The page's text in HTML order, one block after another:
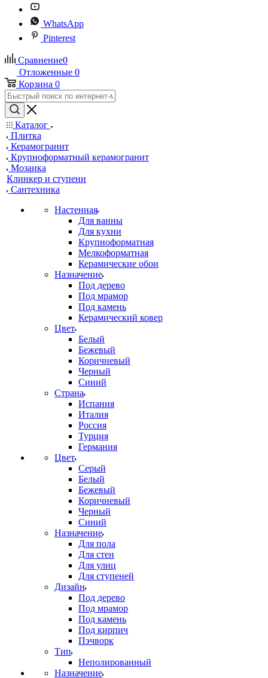
WhatsApp
Pinterest
Сравнение0
Отложенные 0
Корзина 0
Каталог
Плитка
Керамогранит
Крупноформатный керамогранит
Мозаика
Клинкер и ступени
Сантехника
Настенная
Для ванны
Для кухни
Крупноформатная
Мелкоформатная
Керамические обои
Назначение
Под дерево
Под мрамор
Под камень
Керамический ковер
Цвет
Белый
Бежевый
Коричневый
Черный
Синий
Страна
Испания
Италия
Россия
Турция
Германия
Цвет
Серый
Белый
Бежевый
Коричневый
Черный
Синий
Назначение
Для пола
Для стен
Для улиц
Для ступеней
Дизайн
Под дерево
Под мрамор
Под камень
Под кирпич
Пэчворк
Тип
Неполированный
Назначение